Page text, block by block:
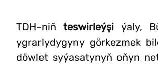
TDH-niňteswirleýşi ýaly,
ygrarlydygyny görkezmek
döwlet syýasatynyň oňyn